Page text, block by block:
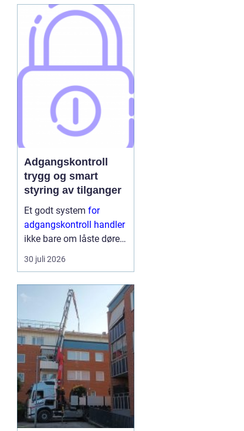
nära havet eller i Visbys
känsliga kulturmiljö? För
den som sällan har
kan bygglovsregler
kännas både ...
Adgangskontroll
trygg og smart
styring av tilganger
Et godt system for
adgangskontroll handler
ikke bare om låste dører.
Det handler om å ha
oversikt, kunne styre
sikre mennesker, verdier
og informasjon på en
ryddig måte. Moderne
lø...
30 juli 2026